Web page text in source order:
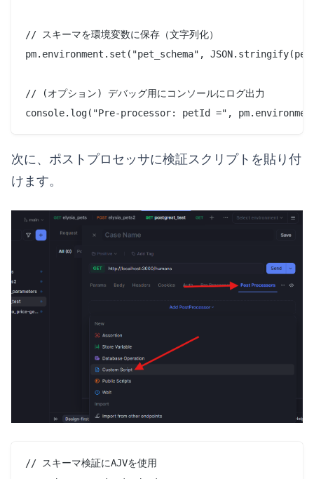
// スキーマを環境変数に保存（文字列化）
pm.environment.set("pet_schema",
// (オプション) デバッグ用にコンソールにログ出力
次に、ポストプロセッサに検証スクリプトを貼り付
けます。
// スキーマ検証にAJVを使用